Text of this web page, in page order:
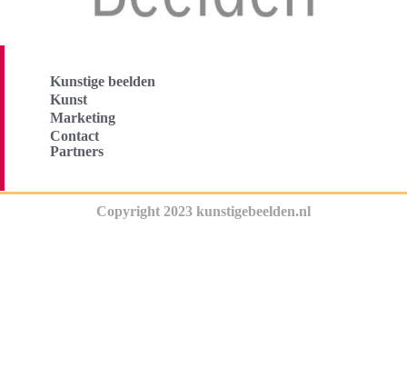
Kunstige beelden
Kunst
Marketing
Contact
Partners
Copyright 2023 kunstigebeelden.nl